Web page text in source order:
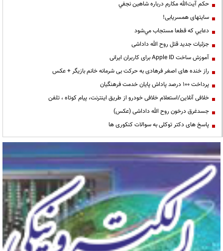
حكم آيت‌الله مكارم درباره شاهين نجفي
سایتهای همسریابی!
دعايي كه قطعا مستجاب مي‌شود
جزئیات جدید قتل روح الله داداشی
آموزش ساخت Apple ID برای کاربران ایرانی
راز خنده های اصغر فرهادی به حرکت بی شرمانه خانم بازیگر + عکس
پرداخت ۱۰۰ درصد پاداش پایان خدمت فرهنگیان
خلافی آنلاین/استعلام خلافی خودرو از طریق اینترنت، پیام کوتاه ، تلفن
جسدغرق درخون روح الله داداشی (عکس)
پاسخ های دکتر توکلی به سوالات کنکوری ها